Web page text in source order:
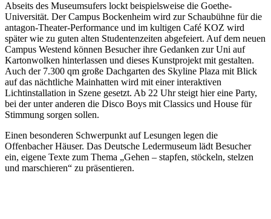
Abseits des Museumsufers lockt beispielsweise die Goethe-
Universität. Der Campus Bockenheim wird zur Schaubühne für die
antagon-Theater-Performance und im kultigen Café KOZ wird
später wie zu guten alten Studentenzeiten abgefeiert. Auf dem neuen
Campus Westend können Besucher ihre Gedanken zur Uni auf
Kartonwolken hinterlassen und dieses Kunstprojekt mit gestalten.
Auch der 7.300 qm große Dachgarten des Skyline Plaza mit Blick
auf das nächtliche Mainhatten wird mit einer interaktiven
Lichtinstallation in Szene gesetzt. Ab 22 Uhr steigt hier eine Party,
bei der unter anderen die Disco Boys mit Classics und House für
Stimmung sorgen sollen.
Einen besonderen Schwerpunkt auf Lesungen legen die
Offenbacher Häuser. Das Deutsche Ledermuseum lädt Besucher
ein, eigene Texte zum Thema „Gehen – stapfen, stöckeln, stelzen
und marschieren“ zu präsentieren.